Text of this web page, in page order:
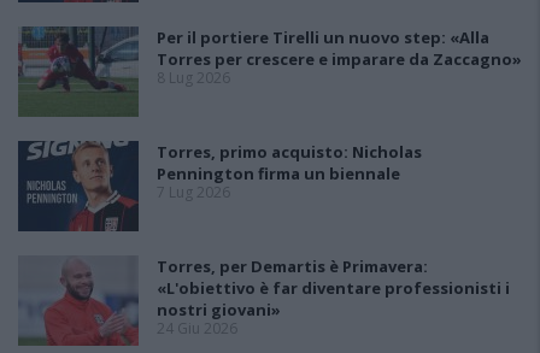
Per il portiere Tirelli un nuovo step: «Alla
Torres per crescere e imparare da Zaccagno»
8 Lug 2026
Torres, primo acquisto: Nicholas
Pennington firma un biennale
7 Lug 2026
Torres, per Demartis è Primavera:
«L'obiettivo è far diventare professionisti i
nostri giovani»
24 Giu 2026